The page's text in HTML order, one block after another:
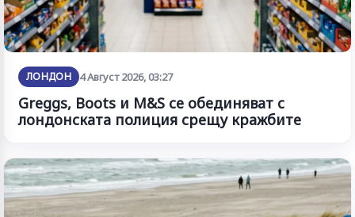
ЛОНДОН 4 Август 2026, 03:27
Greggs, Boots и M&S се обединяват с
лондонската полиция срещу кражбите